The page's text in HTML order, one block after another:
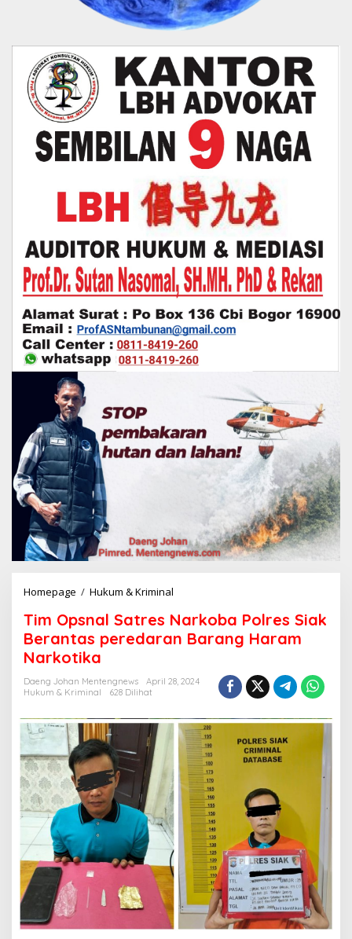
Homepage / Hukum & Kriminal
m
O
p
n
S
a
e
k
o
b
a
P
l
Tim Opsnal Satres Narkoba Polres Siak
Berantas peredaran Barang Haram
Narkotika
Daeng Johan Mentengnews
April 28, 2024
Hukum & Kriminal
628 Dilihat